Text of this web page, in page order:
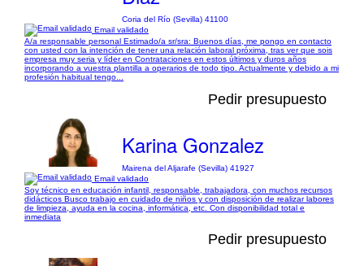
Coria del Río (Sevilla) 41100
Email validado
A/a responsable personal Estimado/a sr/sra: Buenos días, me pongo en contacto
con usted con la intención de tener una relación laboral próxima, tras ver que sois
empresa muy seria y líder en Contrataciones en estos últimos y duros años
incorporando a vuestra plantilla a operarios de todo tipo. Actualmente y debido a mi
profesión habitual tengo...
Pedir presupuesto
Karina Gonzalez
Mairena del Aljarafe (Sevilla) 41927
Email validado
Soy técnico en educación infantil, responsable, trabajadora, con muchos recursos
didácticos Busco trabajo en cuidado de niños y con disposición de realizar labores
de limpieza, ayuda en la cocina, informática, etc. Con disponibilidad total e
inmediata
Pedir presupuesto